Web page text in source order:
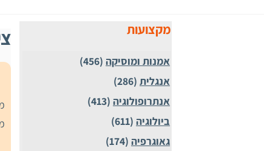
מקצועות
אמנות ומוסיקה (456)
אנגלית (286)
אנתרופולוגיה (413)
ביולוגיה (611)
גאוגרפיה (174)